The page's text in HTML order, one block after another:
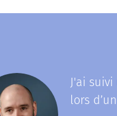
J'ai suivi
lors d’un